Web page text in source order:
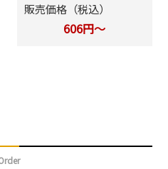
販売価格（税込）
606円～